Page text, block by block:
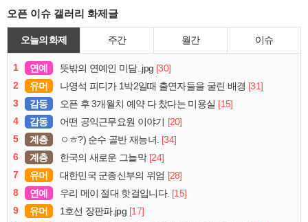
오픈 이슈 갤러리 화제글
오늘의 화제 주간 월간 이슈
1 연예 뜻밖의 연예인 미담..jpg [30]
2
유머 나영석 피디가 1박2일때 출연자들을 굴린 배경 [31]
3
감동 오픈 후 3개월치 예약 다 찼다는 미용실 [15]
4
감동 어떤 공익근무요원 이야기 [20]
5
계층 ㅇㅎ?) 순수 골반 재능녀. [34]
6
계층 한국의 새로운 그늘막 [24]
7
유머 대한민국 군종신부의 위엄 [28]
8
연예 우리 메이 절대 핫걸입니다. [15]
9
유머 1호선 장판파.jpg [17]